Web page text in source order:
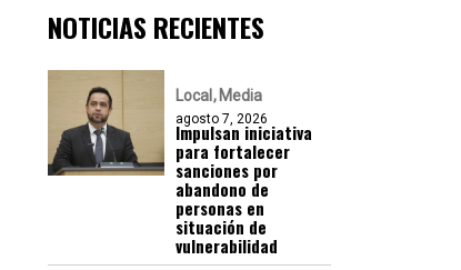
NOTICIAS RECIENTES
Local Media
agosto 7, 2026
Impulsan iniciativa
para fortalecer
sanciones por
abandono de
personas en
situación de
vulnerabilidad